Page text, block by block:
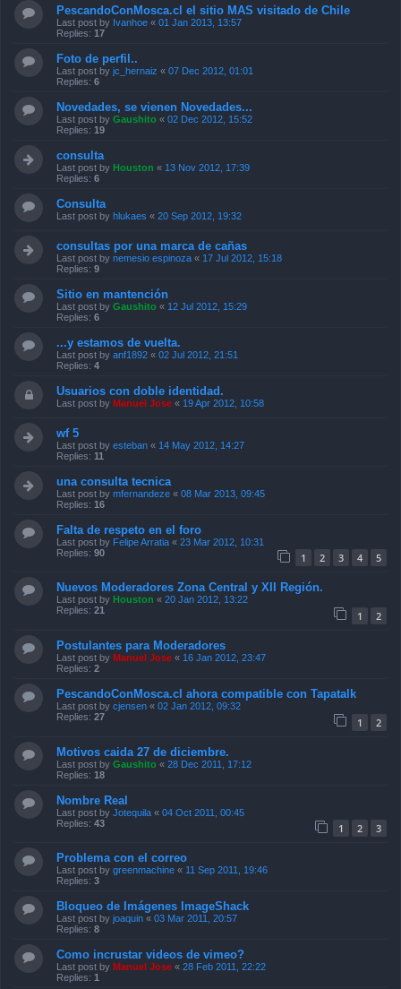
Foto de perfil..
Last post by jc_hernaiz «07 Dec 2012, 01:01
Replies: 6
Novedades, se vienen Novedades...
Last post byGaushito « 02 Dec 2012, 15:52
Replies: 19
consulta
Last post by Houston« 13 Nov 2012, 17:39
Replies: 6
Consulta
Last post by hlukaes«20 Sep 2012, 19:32
consultas por una marca de cañas
Last post by nemesio espinoza«17 Jul 2012, 15:18
Replies:
Sitio en mantención
Last post by Gaushito«12 Jul 2012, 15:29
Replies: 6
...y estamos de vuelta.
Last post by anf1892« 02 Jul 2012, 21:51
Replies: 4
Usuarios con doble identidad.
Last post by Manuel Jose «19 Apr 2012, 10:58
wf 5
Last post by esteban «14 May 2012, 14:27
Replies:
una consulta tecnica
Last post by mfernandeze «08 Mar 2013, 09:45
Replies: 16
Falta de respeto en el foro
Last post by Felipe Arratia« 23 Mar 2012, 10:31
Replies: 90
Nuevos Moderadores Zona Central y XII Región.
Last post by
Postulantes para Moderadores
Last post by
PescandoConMosca.cl ahora compatible con Tapatalk
Last post by cjensen «02 Jan 2012, 09:32
Replies: 27
Motivos caida 27 de diciembre.
Last post by
Nombre Real
Last post by Jotequila«04 Oct 2011, 00:45
Replies: 43
Problema con el correo
Last post by
Bloqueo de Imágenes ImageShack
Last post by joaquin«03 Mar 2011, 20:57
Replies: 8
Como incrustar videos de vimeo?
Last post byManuel Jose« 28 Feb 2011, 22:22
Replies: 1
Temas / Topics Similares o Parecidos
Last post by Floyd« 26 Jan 2011, 16:25
Replies: 12